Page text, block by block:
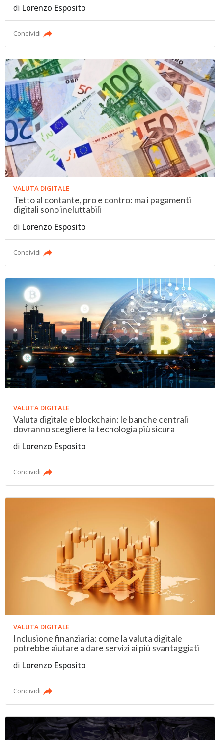
di Lorenzo Esposito
Condividi
VALUTA DIGITALE
Tetto al contante, pro e contro: ma i pagamenti
digitali sono ineluttabili
di Lorenzo Esposito
Condividi
VALUTA DIGITALE
Valuta digitale e blockchain: le banche centrali
dovranno scegliere la tecnologia più sicura
di Lorenzo Esposito
Condividi
VALUTA DIGITALE
Inclusione finanziaria: come la valuta digitale
potrebbe aiutare a dare servizi ai più svantaggiati
di Lorenzo Esposito
Condividi